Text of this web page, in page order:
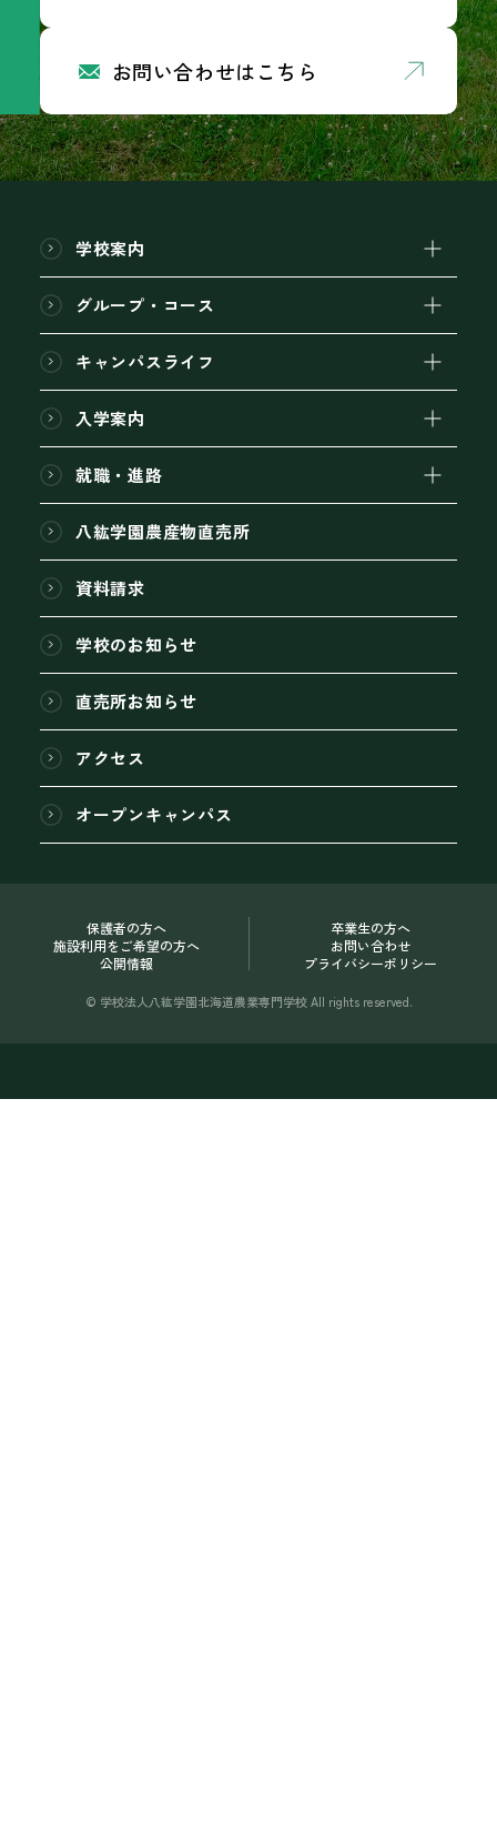
お問い合わせはこちら
学校案内
グループ・コース
キャンパスライフ
入学案内
就職・進路
八紘学園農産物直売所
資料請求
学校のお知らせ
直売所お知らせ
アクセス
オープンキャンパス
保護者の方へ
卒業生の方へ
施設利用をご希望の方へ
お問い合わせ
公開情報
プライバシーポリシー
© 学校法人八紘学園北海道農業専門学校 All rights reserved.